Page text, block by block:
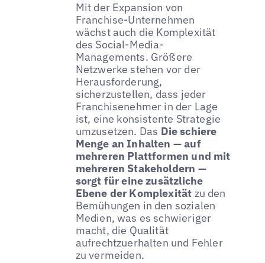
Mit der Expansion von
Franchise-Unternehmen
wächst auch die Komplexität
des Social-Media-
Managements. Größere
Netzwerke stehen vor der
Herausforderung,
sicherzustellen, dass jeder
Franchisenehmer in der Lage
ist, eine konsistente Strategie
umzusetzen. Das Die schiere
Menge an Inhalten — auf
mehreren Plattformen und mit
mehreren Stakeholdern —
sorgt für eine zusätzliche
Ebene der Komplexität zu den
Bemühungen in den sozialen
Medien, was es schwieriger
macht, die Qualität
aufrechtzuerhalten und Fehler
zu vermeiden.